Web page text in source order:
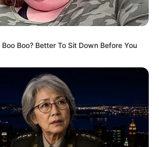
(opcional)
(fita de cetim, flores
contas)
com água e sabão e coloque-a
estiver seca, faça uma
suficiente para inserir os
Boo? Better To Sit Down Before You